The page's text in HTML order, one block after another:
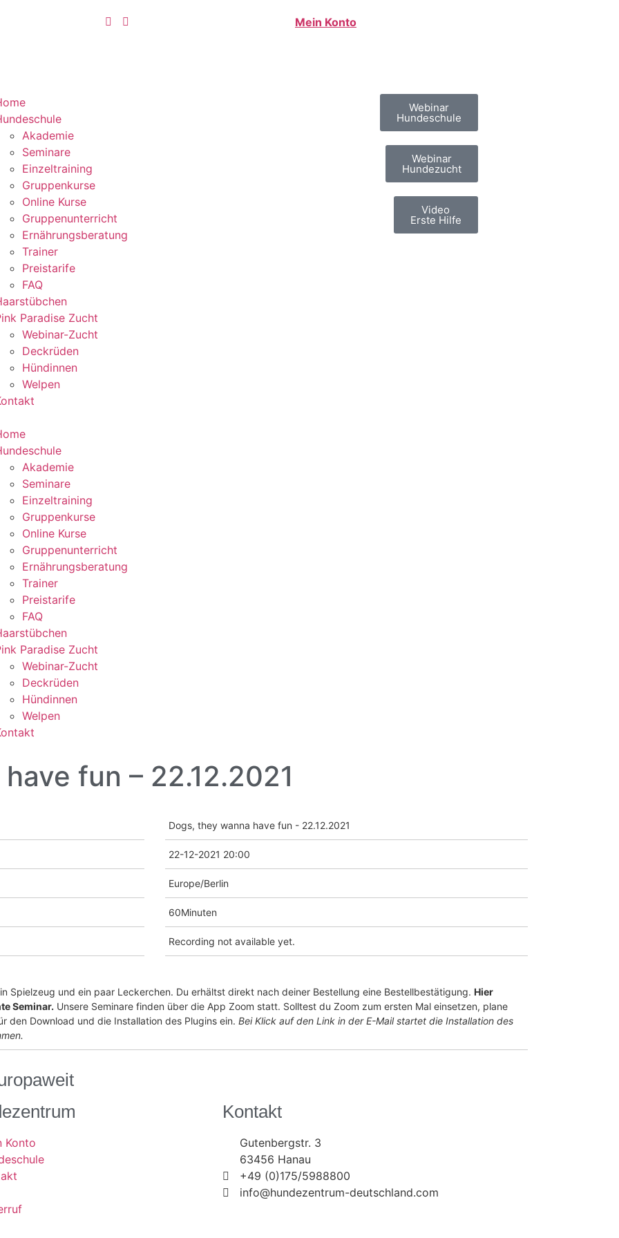
Mein Konto
Akademie
Seminare
Einzeltraining
Gruppenkurse
Online Kurse
Gruppenunterricht
Ernährungsberatung
Trainer
Preistarife
FAQ
Paradise Zucht
Webinar-Zucht
Deckrüden
Hündinnen
Welpen
Akademie
Seminare
Einzeltraining
Gruppenkurse
Online Kurse
Gruppenunterricht
Ernährungsberatung
Trainer
Preistarife
FAQ
Paradise Zucht
Webinar-Zucht
Deckrüden
Hündinnen
Welpen
Webinar
Hundeschule
Webinar
Hundezucht
Video
Erste Hilfe
fun – 22.12.2021
Dogs, they wanna have fun - 22.12.2021
22-12-2021 20:00
Europe/Berlin
60Minuten
Recording not available yet.
Spielzeug und ein paar Leckerchen. Du erhältst direkt nach deiner Bestellung eine Bestellbestätigung. Hier
Seminar. Unsere Seminare finden über die App Zoom statt. Solltest du Zoom zum ersten Mal einsetzen, plane
den Download und die Installation des Plugins ein. Bei Klick auf den Link in der E-Mail startet die Installation des
Konto
Kontakt
Gutenbergstr. 3
63456 Hanau
+49 (0)175/5988800
info@hundezentrum-deutschland.com